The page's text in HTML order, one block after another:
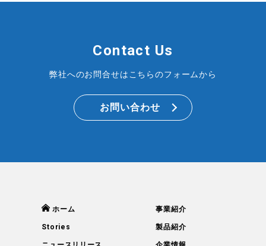
Contact Us
弊社へのお問合せはこちらのフォームから
お問い合わせ
ホーム
Stories
事業紹介
製品紹介